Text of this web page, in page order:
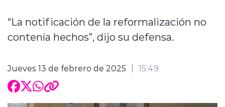
“La notificación de la reformalización no
contenía hechos”, dijo su defensa.
Jueves 13 de febrero de 2025 15:49